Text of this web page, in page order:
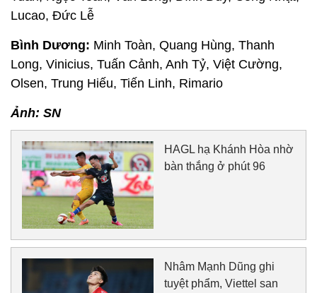
Lucao, Đức Lễ
Bình Dương: Minh Toàn, Quang Hùng, Thanh
Long, Vinicius, Tuấn Cảnh, Anh Tỷ, Việt Cường,
Olsen, Trung Hiếu, Tiến Linh, Rimario
Ảnh: SN
HAGL hạ Khánh Hòa nhờ
bàn thắng ở phút 96
Nhâm Mạnh Dũng ghi
tuyệt phẩm, Viettel san